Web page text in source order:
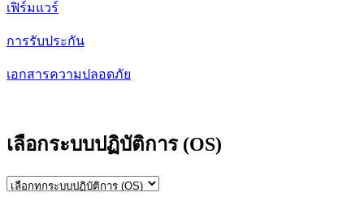
เฟิร์มแวร์
การรับประกัน
เอกสารความปลอดภัย
เลือกระบบปฏิบัติการ (OS)